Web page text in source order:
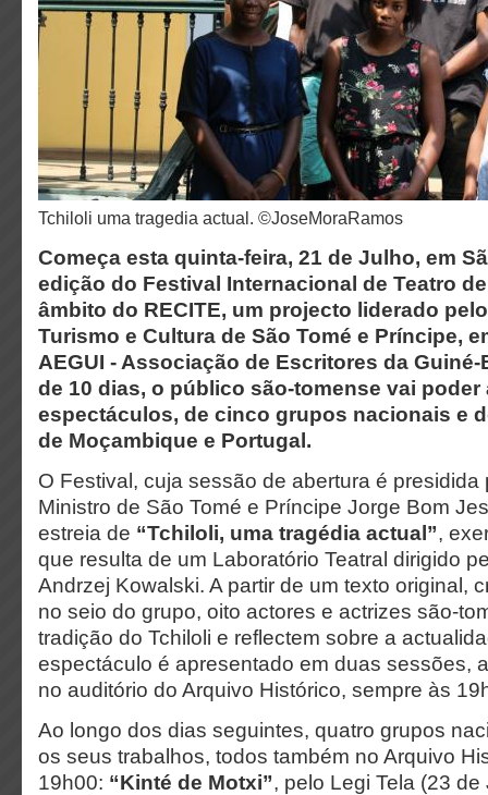
Tchiloli uma tragedia actual. ©JoseMoraRamos
Começa esta quinta-feira, 21 de Julho, em
edição do Festival Internacional de Teatro
âmbito do RECITE, um projecto liderado
Turismo e Cultura de São Tomé e Príncipe,
AEGUI - Associação de Escritores da
de 10 dias, o público são-tomense vai
espectáculos, de cinco grupos nacionais e
de Moçambique e Portugal.
O Festival, cuja sessão de abertura é presidida
Ministro de São Tomé e Príncipe Jorge Bom
estreia de “Tchiloli, uma tragédia actual”,
que resulta de um Laboratório Teatral dirigido
Andrzej Kowalski. A partir de um texto original,
no seio do grupo, oito actores e actrizes são-
tradição do Tchiloli e reflectem sobre a
espectáculo é apresentado em duas sessões,
no auditório do Arquivo Histórico, sempre às
Ao longo dos dias seguintes, quatro grupos
os seus trabalhos, todos também no Arquivo
19h00: “Kinté de Motxi”, pelo Legi Tela (23